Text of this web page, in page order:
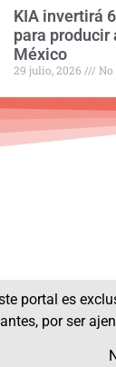
KIA invertirá
para producir
México
29 julio, 2026
portal es
por ser